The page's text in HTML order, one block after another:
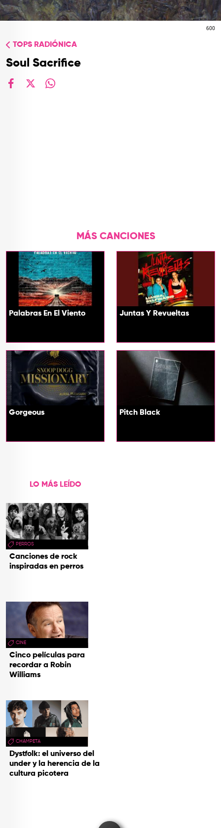
TOP
CONTACTO
600
TOPS RADIÓNICA
Soul Sacrifice
MÁS CANCIONES
Palabras En El Viento Juntas Y Revueltas
Gorgeous Pitch Black
LO MÁS LEÍDO
PERROS
Canciones de rock
inspiradas en perros
CINE
Cinco películas para
recordar a Robin
Williams
CHAMPETA
Dystfolk: el universo del
under y la herencia de la
cultura picotera